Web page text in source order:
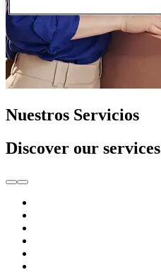
Nuestros Servicios
Discover our services